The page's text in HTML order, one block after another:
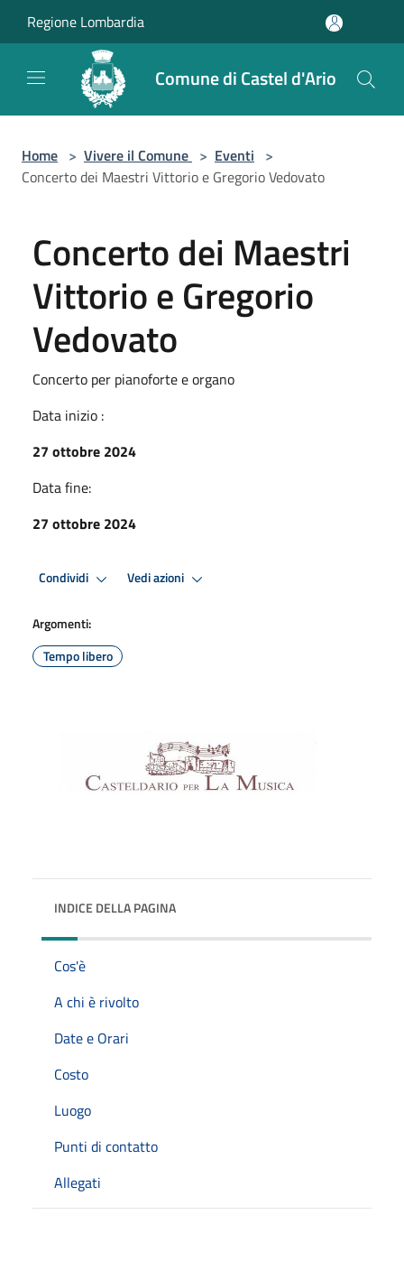
Regione Lombardia
Comune di Castel d'Ario
Home > Vivere il Comune > Eventi >
Concerto dei Maestri Vittorio e Gregorio Vedovato
Concerto dei Maestri
Vittorio e Gregorio
Vedovato
Concerto per pianoforte e organo
Data inizio :
27 ottobre 2024
Data fine:
27 ottobre 2024
Condividi Vedi azioni
Argomenti:
Tempo libero
INDICE DELLA PAGINA
Cos'è
A chi è rivolto
Date e Orari
Costo
Luogo
Punti di contatto
Allegati